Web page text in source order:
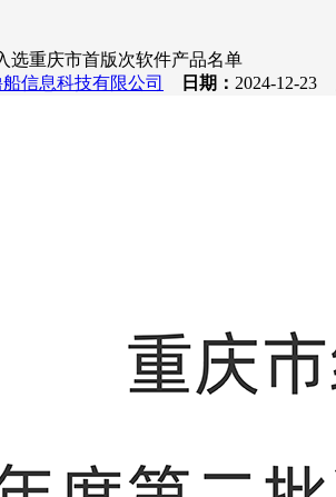
选重庆市首版次软件产品名单
信息科技有限公司 日期： 2024-12-23